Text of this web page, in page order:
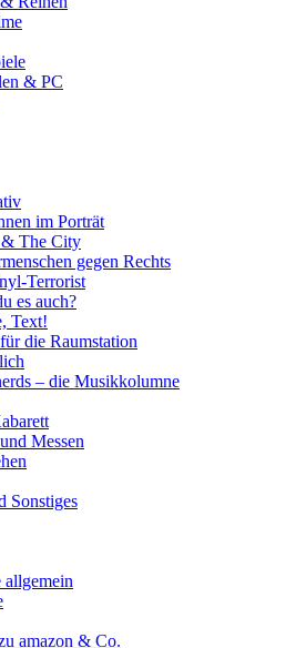
& PC
im Porträt
The City
gegen Rechts
Terrorist
es auch?
Text!
die Raumstation
– die Musikkolumne
Messen
Sonstiges
allgemein
amazon & Co.